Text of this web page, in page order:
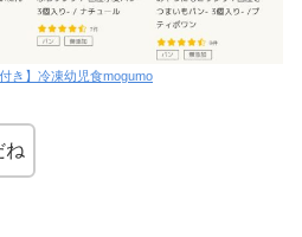
き】冷凍幼児食mogumo
ね